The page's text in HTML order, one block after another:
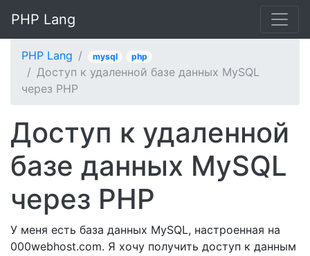
PHP Lang
PHP Lang mysql php
Доступ к удаленной базе данных MySQL
через PHP
Доступ к удаленной
базе данных MySQL
через PHP
У меня есть база данных MySQL, настроенная на
000webhost.com. Я хочу получить доступ к данным